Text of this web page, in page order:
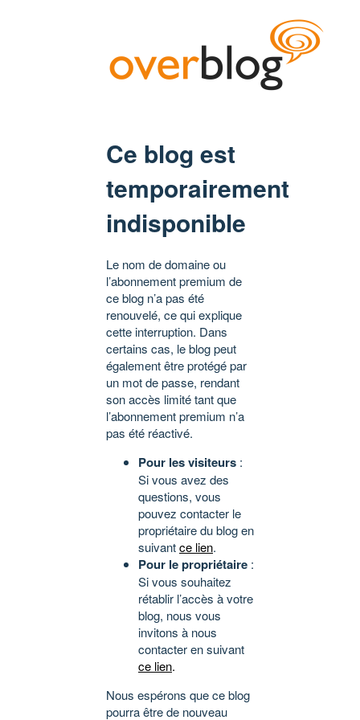
Ce blog est
temporairement
indisponible
Le nom de domaine ou
l’abonnement premium de
ce blog n’a pas été
renouvelé, ce qui explique
cette interruption. Dans
certains cas, le blog peut
également être protégé par
un mot de passe, rendant
son accès limité tant que
l’abonnement premium n’a
pas été réactivé.
Pour les visiteurs :
Si vous avez des
questions, vous
pouvez contacter le
propriétaire du blog en
suivantce lien.
Pour le propriétaire :
Si vous souhaitez
rétablir l’accès à votre
blog, nous vous
invitons à nous
contacter en suivant
ce lien.
Nous espérons que ce blog
pourra être de nouveau